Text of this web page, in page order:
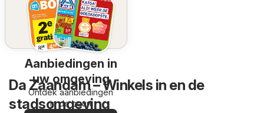
Aanbiedingen in
uw omgeving
Ontdek aanbiedingen
in de buurt
Da Zaandam – Winkels in en de
stadsomgeving